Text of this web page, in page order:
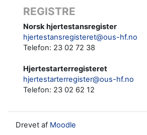
REGISTRE
Norsk hjertestansregister
hjertestansregisteret@ous-hf.no
Telefon: 23 02 72 38
Hjertestarterregisteret
hjertestarterregister@ous-hf.no
Telefon: 23 02 62 12‬‬
Drevet af Moodle